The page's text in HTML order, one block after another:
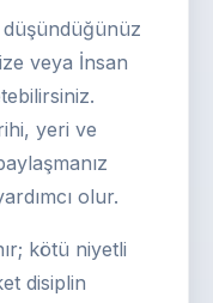
düşündüğünüz
veya İnsan
yeri ve
olur.
kötü niyetli
disiplin